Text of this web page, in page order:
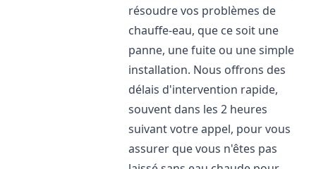
résoudre vos problèmes de
chauffe-eau, que ce soit une
panne, une fuite ou une simple
installation. Nous offrons des
délais d'intervention rapide,
souvent dans les 2 heures
suivant votre appel, pour vous
assurer que vous n'êtes pas